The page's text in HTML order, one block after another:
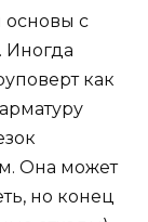
основы с
Иногда
как
Она может
но конец